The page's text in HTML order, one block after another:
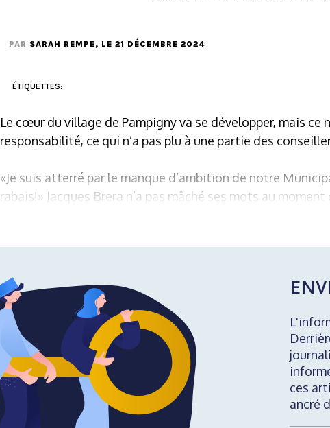
PAR SARAH REMPE, LE 21 DÉCEMBRE 2024
ÉTIQUETTES:
Le cœur du village de Pampigny va se développer, mais ce
responsabilité, ce qui n’a pas plu à une partie des
«Je suis atterré par le manque d’ambition de notre
rabais!» Jacques Brera n’a pas mâché ses mots au moment
ces
ancré